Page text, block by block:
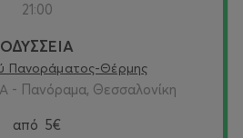
21:00
ΟΔΥΣΣΕΙΑ
Πανοράματος-Θέρμης
Πανόραμα, Θεσσαλονίκη
από 5€